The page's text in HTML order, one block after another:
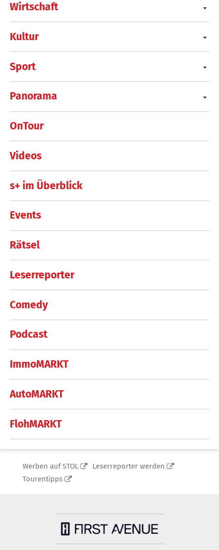
Wirtschaft
Kultur
Sport
Panorama
OnTour
Videos
s+ im Überblick
Events
Rätsel
Leserreporter
Comedy
Podcast
ImmoMARKT
AutoMARKT
FlohMARKT
Werben auf STOL
Leserreporter werden
Tourentipps